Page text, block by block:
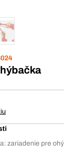
zariadenie pre